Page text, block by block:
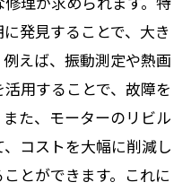
発見することで、大き
えば、振動測定や熱画
用することで、故障を
た、モーターのリビル
コストを大幅に削減し
とができます。これに